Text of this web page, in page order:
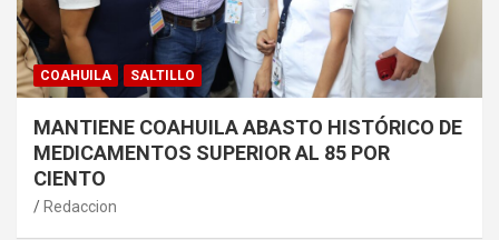
COAHUILA SALTILLO
MANTIENE COAHUILA ABASTO HISTÓRICO DE
MEDICAMENTOS SUPERIOR AL 85 POR
CIENTO
Redaccion